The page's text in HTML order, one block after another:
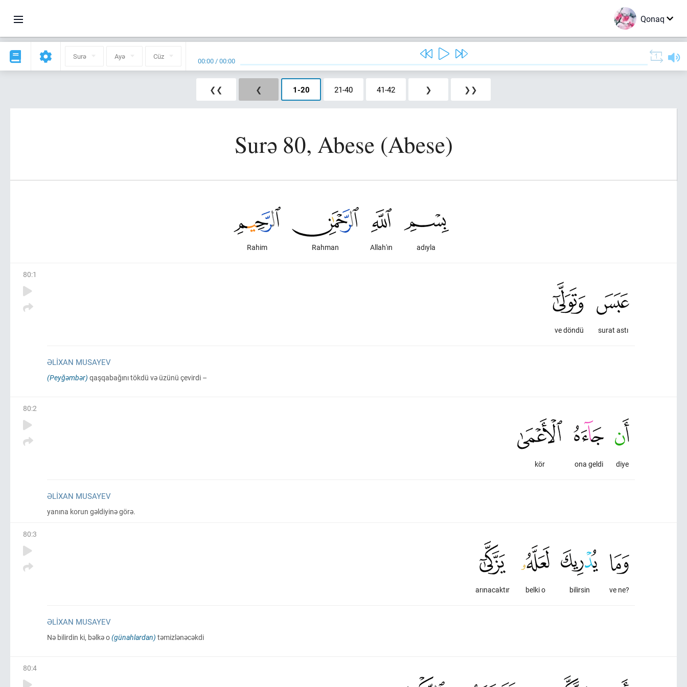
Qonaq
Surə Ayə Cüz 00:00 /00:00
❮❮ ❮ 1-20 21-40 41-42 ❯ ❯❯
Surə 80, Abese (Abese)
adıyla
Allah'ın
Rahman
Rahim
80:1
surat astı
ve döndü
ƏLIXAN MUSAYEV
(Peyğəmbər) qaşqabağını tökdü və üzünü çevirdi –
80:2
diye
ona geldi
kör
ƏLIXAN MUSAYEV
yanına korun gəldiyinə görə.
80:3
ve ne?
bilirsin
belki o
arınacaktır
ƏLIXAN MUSAYEV
Nə bilirdin ki, bəlkə o(günahlardan) təmizlənəcəkdi
80:4